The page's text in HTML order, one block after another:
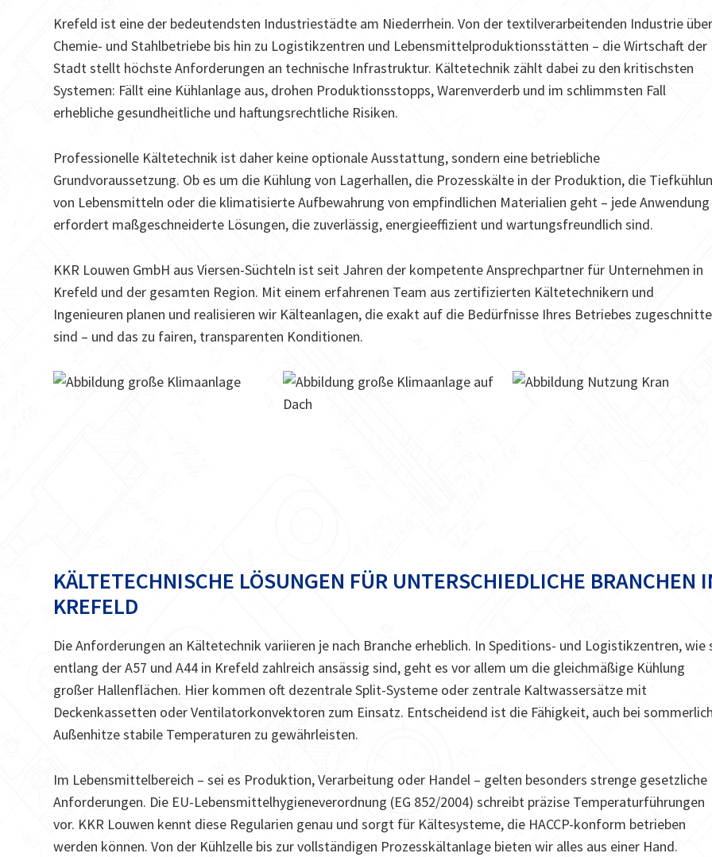
Krefeld ist eine der bedeutendsten Industriestädte am Niederrhein. Von der textilverarbeitenden Industrie
Chemie- und Stahlbetriebe bis hin zu Logistikzentren und Lebensmittelproduktionsstätten – die Wirtschaft der
Stadt stellt höchste Anforderungen an technische Infrastruktur. Kältetechnik zählt dabei zu den kritischsten
Systemen: Fällt eine Kühlanlage aus, drohen Produktionsstopps, Warenverderb und im schlimmsten Fall
erhebliche gesundheitliche und haftungsrechtliche Risiken.
Professionelle Kältetechnik ist daher keine optionale Ausstattung, sondern eine betriebliche
Grundvoraussetzung. Ob es um die Kühlung von Lagerhallen, die Prozesskälte in der Produktion, die
von Lebensmitteln oder die klimatisierte Aufbewahrung von empfindlichen Materialien geht – jede Anwendung
erfordert maßgeschneiderte Lösungen, die zuverlässig, energieeffizient und wartungsfreundlich sind.
KKR Louwen GmbH aus Viersen-Süchteln ist seit Jahren der kompetente Ansprechpartner für Unternehmen in
Krefeld und der gesamten Region. Mit einem erfahrenen Team aus zertifizierten Kältetechnikern und
Ingenieuren planen und realisieren wir Kälteanlagen, die exakt auf die Bedürfnisse Ihres Betriebes
sind – und das zu fairen, transparenten Konditionen.
KÄLTETECHNISCHE LÖSUNGEN FÜR UNTERSCHIEDLICHE BRANCHEN
KREFELD
Die Anforderungen an Kältetechnik variieren je nach Branche erheblich. In Speditions- und Logistikzentren, wie
entlang der A57 und A44 in Krefeld zahlreich ansässig sind, geht es vor allem um die gleichmäßige Kühlung
großer Hallenflächen. Hier kommen oft dezentrale Split-Systeme oder zentrale Kaltwassersätze mit
Deckenkassetten oder Ventilatorkonvektoren zum Einsatz. Entscheidend ist die Fähigkeit, auch bei
Außenhitze stabile Temperaturen zu gewährleisten.
Im Lebensmittelbereich – sei es Produktion, Verarbeitung oder Handel – gelten besonders strenge gesetzliche
Anforderungen. Die EU-Lebensmittelhygieneverordnung (EG 852/2004) schreibt präzise Temperaturführungen
vor. KKR Louwen kennt diese Regularien genau und sorgt für Kältesysteme, die HACCP-konform betrieben
werden können. Von der Kühlzelle bis zur vollständigen Prozesskältanlage bieten wir alles aus einer Hand.